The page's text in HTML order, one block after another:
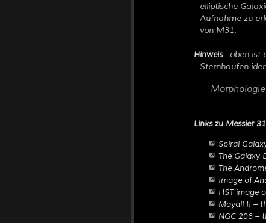
elliptische
Aufnahme zu
von M31.
Hinweis: oben ist
Sternhaufen
Links zu Messier 31
Spiral
The Galaxy
The
Image of
HST image
Mayall II –
NGC 206 –